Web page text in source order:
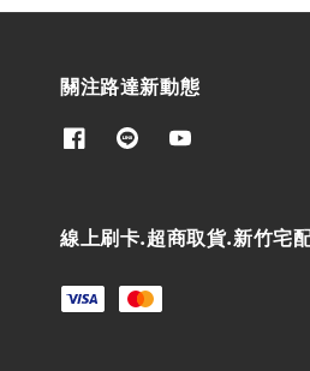
關注路達新動態
線上刷卡.超商取貨.新竹宅